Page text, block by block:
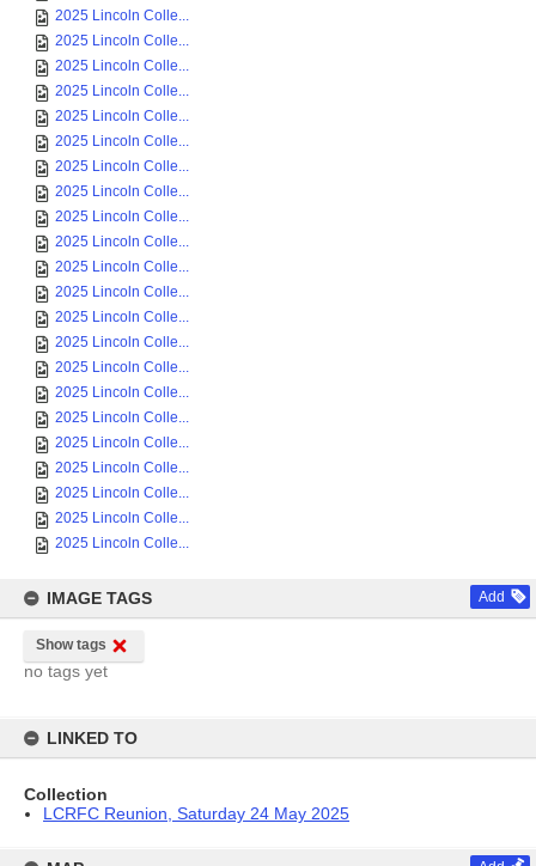
2025 Lincoln Colle...
2025 Lincoln Colle...
2025 Lincoln Colle...
2025 Lincoln Colle...
2025 Lincoln Colle...
2025 Lincoln Colle...
2025 Lincoln Colle...
2025 Lincoln Colle...
2025 Lincoln Colle...
2025 Lincoln Colle...
2025 Lincoln Colle...
2025 Lincoln Colle...
2025 Lincoln Colle...
2025 Lincoln Colle...
2025 Lincoln Colle...
2025 Lincoln Colle...
2025 Lincoln Colle...
2025 Lincoln Colle...
2025 Lincoln Colle...
2025 Lincoln Colle...
2025 Lincoln Colle...
2025 Lincoln Colle...
IMAGE TAGS Add
Show tags
no tags yet
LINKED TO
Collection
LCRFC Reunion, Saturday 24 May 2025